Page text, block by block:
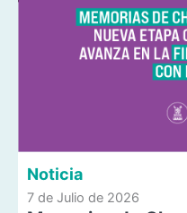
Noticia
7 de Julio de 2026